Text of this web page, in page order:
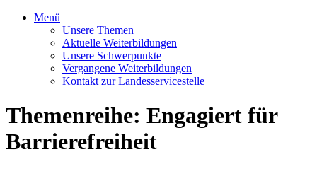
Menü
Unsere Themen
Aktuelle Weiterbildungen
Unsere Schwerpunkte
Vergangene Weiterbildungen
Kontakt zur Landesservicestelle
Themenreihe: Engagiert für
Barrierefreiheit